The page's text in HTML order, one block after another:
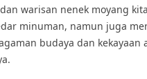
warisan nenek moyang
minuman, namun juga
budaya dan kekayaan